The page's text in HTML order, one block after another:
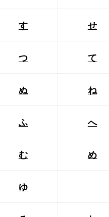
す せ
つ て
ぬ ね
ふ へ
む め
ゆ